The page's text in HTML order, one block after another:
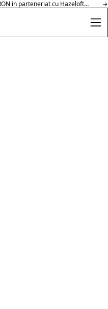
in parteneriat cu Hazeloft
→